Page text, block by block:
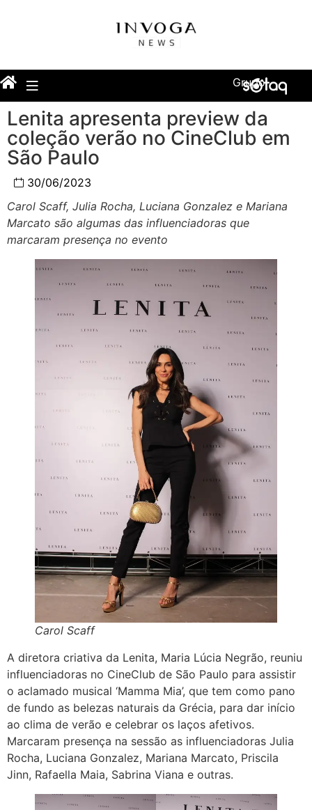
Grupo
Lenita apresenta preview da
coleção verão no CineClub em
São Paulo
30/06/2023
Carol Scaff, Julia Rocha, Luciana Gonzalez e Mariana
Marcato são algumas das influenciadoras que
marcaram presença no evento
Carol Scaff
A diretora criativa da Lenita, Maria Lúcia Negrão, reuniu
influenciadoras no CineClub de São Paulo para assistir
o aclamado musical ‘Mamma Mia’, que tem como pano
de fundo as belezas naturais da Grécia, para dar início
ao clima de verão e celebrar os laços afetivos.
Marcaram presença na sessão as influenciadoras Julia
Rocha, Luciana Gonzalez, Mariana Marcato, Priscila
Jinn, Rafaella Maia, Sabrina Viana e outras.